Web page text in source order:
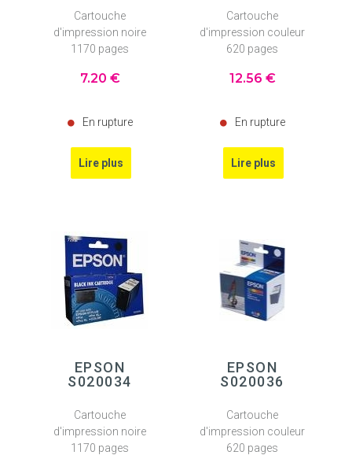
Cartouche
d'impression noire
1170 pages
7.20 €
En rupture
Cartouche
d'impression couleur
620 pages
12.56 €
En rupture
EPSON
S020034
Cartouche
d'impression noire
1170 pages
EPSON
S020036
Cartouche
d'impression couleur
620 pages